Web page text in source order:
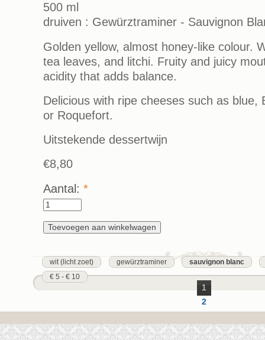
500 ml
druiven : Gewürztraminer - Sauvignon
Golden yellow, almost honey-like colour.
tea leaves, and litchi. Fruity and juicy
acidity that adds balance.
Delicious with ripe cheeses such as blue,
or Roquefort.
Uitstekende dessertwijn
€8,80
Aantal: *
wit (licht zoet) gewürztraminer
sauvignon blanc
€ 5 - € 10
1
2
laatste »